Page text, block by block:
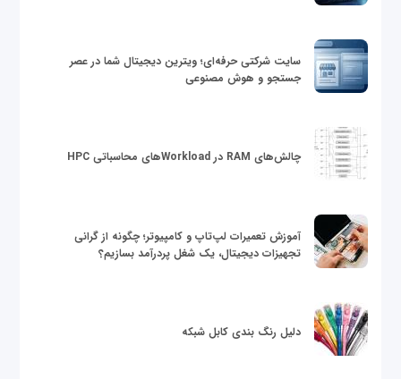
سایت شرکتی حرفه‌ای؛ ویترین دیجیتال شما در عصر
جستجو و هوش مصنوعی
چالش‌های RAM در Workloadهای محاسباتی HPC
آموزش تعمیرات لپ‌تاپ و کامپیوتر؛ چگونه از گرانی
تجهیزات دیجیتال، یک شغل پردرآمد بسازیم؟
دلیل رنگ بندی کابل شبکه